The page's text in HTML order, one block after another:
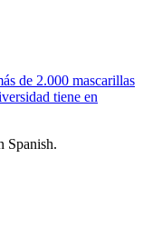
de 2.000 mascarillas
tiene en
Spanish.